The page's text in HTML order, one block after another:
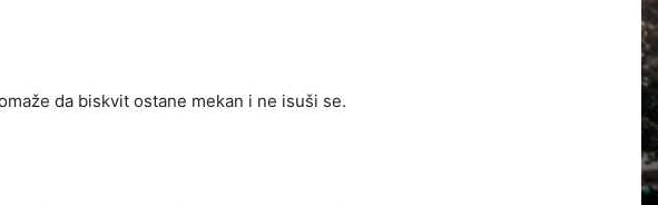
da biskvit ostane mekan i ne isuši se.